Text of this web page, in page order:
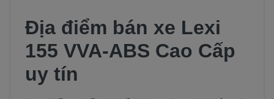
Địa điểm bán xe Lexi
155 VVA-ABS Cao Cấp
uy tín